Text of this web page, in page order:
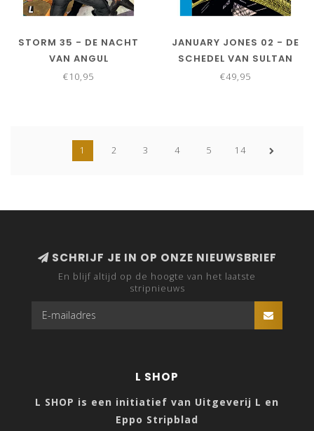
STORM 35 - DE NACHT
VAN ANGUL
€10,95
JANUARY JONES 02 - DE
SCHEDEL VAN SULTAN
MKWAWA - LUXE
€49,95
1 2 3 4 5 14
SCHRIJF JE IN OP ONZE NIEUWSBRIEF
En blijf altijd op de hoogte van het laatste
stripnieuws
L SHOP
L SHOP is een initiatief van Uitgeverij L en
Eppo Stripblad